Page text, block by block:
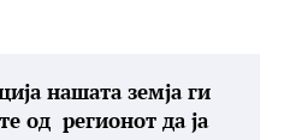
нашата земја ги
од регионот да ја